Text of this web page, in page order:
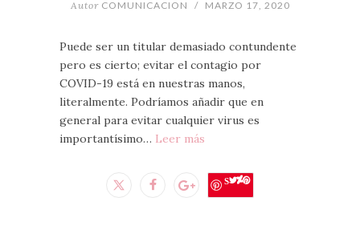
AutorCOMUNICACION / MARZO 17, 2020
Puede ser un titular demasiado contundente
pero es cierto; evitar el contagio por
COVID-19 está en nuestras manos,
literalmente. Podríamos añadir que en
general para evitar cualquier virus es
importantísimo… Leer más
Save